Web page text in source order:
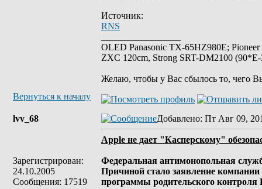
Источник:
RNS
OLED Panasonic TX-65HZ980E;
ZXC 120cm, Strong SRT-DM2100
Желаю, чтобы у Вас сбылось то, чего
Вернуться к началу
lvv_68
Зарегистрирован:
24.10.2005
Сообщения: 17519
Добавлено: Пт Авг 09,
Apple не дает "Касперскому"
Федеральная антимонопольная
Причиной стало заявление
программы родительского контроля